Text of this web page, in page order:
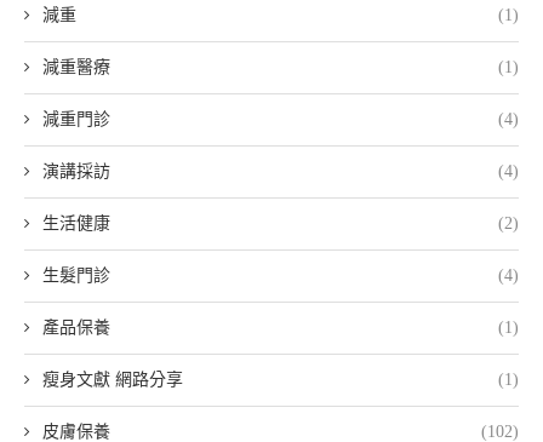
減重 (1)
減重醫療 (1)
減重門診 (4)
演講採訪 (4)
生活健康 (2)
生髮門診 (4)
產品保養 (1)
瘦身文獻 網路分享 (1)
皮膚保養 (102)